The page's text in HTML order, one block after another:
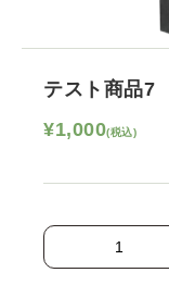
テスト商品7
¥1,000
テ
ト